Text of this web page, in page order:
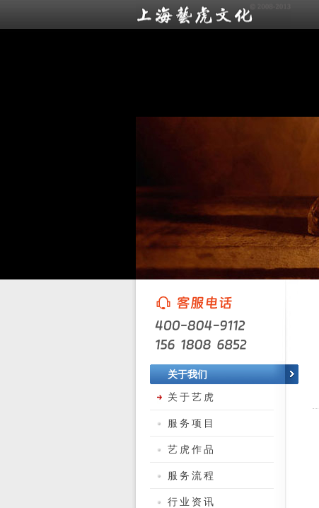
关于我们
关于艺虎
服务项目
艺虎作品
服务流程
行业资讯